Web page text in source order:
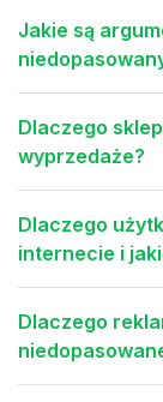
Jakie są
Dlaczego
wyprzedaże?
Dlaczego
internecie i
Dlaczego